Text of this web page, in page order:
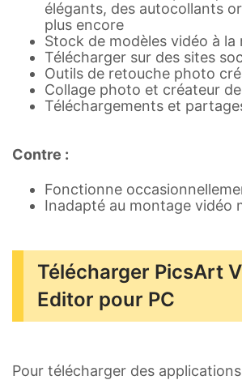
élégants, des autocollants
plus encore
Stock de modèles vidéo à la
Télécharger sur des sites
Outils de retouche photo
Collage photo et créateur
Téléchargements et
Contre :
Fonctionne
Inadapté au montage vidéo
Télécharger PicsArt
Editor pour PC
Pour télécharger des